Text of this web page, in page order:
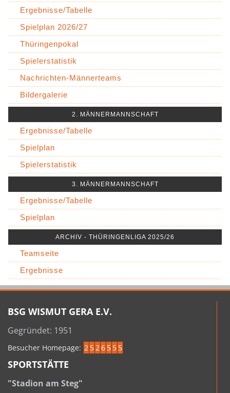
Ergebnisse/Tabelle
Spielplan 2026/27
Thüringenpokal
Spielerstatistik
Nachrichten-Männerteams
Bildergalerie
2. MÄNNERMANNSCHAFT
Ergebnisse/Tabelle
Spielplan
Spielerstatistik
3. MÄNNERMANNSCHAFT
Ergebnisse/Tabelle
Spielplan
ARCHIV - THÜRINGENLIGA 2025/26
Teamseite
Ergebnisse
BSG WISMUT GERA E.V.
Gegründet: 1951
Besucher Homepage: 2 526 5 5 5
SPORTSTÄTTE
"Stadion am Steg"